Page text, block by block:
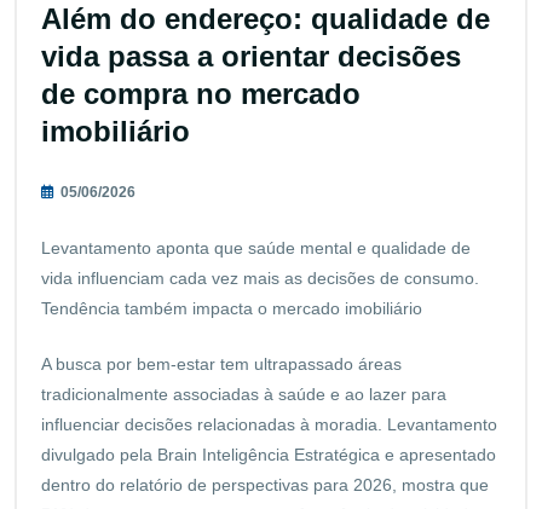
Além do endereço: qualidade de
vida passa a orientar decisões
de compra no mercado
imobiliário
05/06/2026
Levantamento aponta que saúde mental e qualidade de
vida influenciam cada vez mais as decisões de consumo.
Tendência também impacta o mercado imobiliário
A busca por bem-estar tem ultrapassado áreas
tradicionalmente associadas à saúde e ao lazer para
influenciar decisões relacionadas à moradia. Levantamento
divulgado pela Brain Inteligência Estratégica e apresentado
dentro do relatório de perspectivas para 2026, mostra que